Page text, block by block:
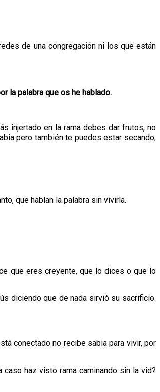
de una congregación ni los que están
la palabra que os he hablado.
injertado en la rama debes dar frutos, no
pero también te puedes estar secando,
que hablan la palabra sin vivirla.
que eres creyente, que lo dices o que lo
diciendo que de nada sirvió su sacrificio.
conectado no recibe sabia para vivir, por
haz visto rama caminando sin la vid?